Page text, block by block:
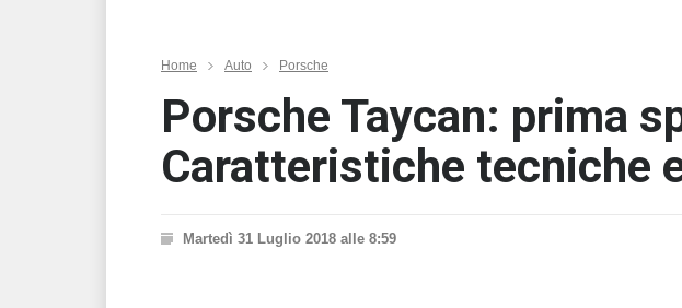
Home Auto Porsche
Porsche Taycan: prima
Caratteristiche tecniche
Martedì 31 Luglio 2018 alle 8:59